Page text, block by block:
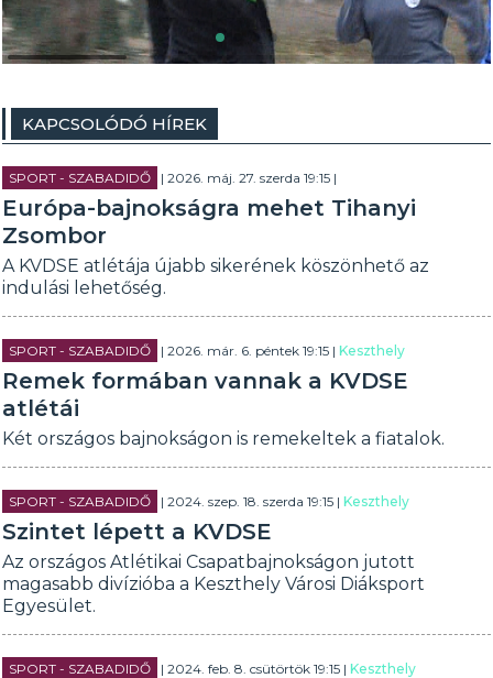
KAPCSOLÓDÓ HÍREK
SPORT - SZABADIDŐ | 2026. máj. 27. szerda 19:15 |
Európa-bajnokságra mehet Tihanyi
Zsombor
A KVDSE atlétája újabb sikerének köszönhető az
indulási lehetőség.
SPORT - SZABADIDŐ | 2026. már. 6. péntek 19:15 |Keszthely
Remek formában vannak a KVDSE
atlétái
Két országos bajnokságon is remekeltek a fiatalok.
SPORT - SZABADIDŐ | 2024. szep. 18. szerda 19:15 |Keszthely
Szintet lépett a KVDSE
Az országos Atlétikai Csapatbajnokságon jutott
magasabb divízióba a Keszthely Városi Diáksport
Egyesület.
SPORT - SZABADIDŐ | 2024. feb. 8. csütörtök 19:15 |Keszthely